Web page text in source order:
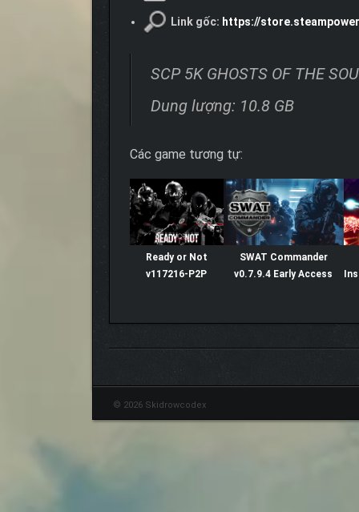
Link gốc: https://
SCP 5K GHOSTS OF THE
Dung lượng: 10.8 GB
Các game tương tự:
Ready or Not
v117216-P2P
SWAT Commander
v0.7.9.4 Early Access
© 2026 Skidrowcodex